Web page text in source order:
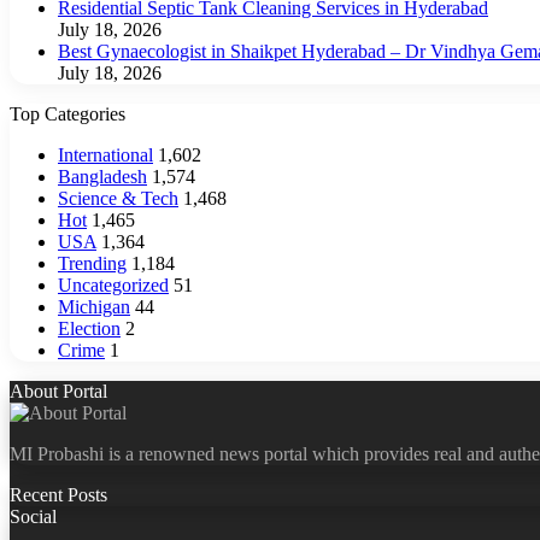
Residential Septic Tank Cleaning Services in Hyderabad
July 18, 2026
Best Gynaecologist in Shaikpet Hyderabad – Dr Vindhya
July 18, 2026
Top Categories
International 1,602
Bangladesh 1,574
Science & Tech 1,468
Hot 1,465
USA 1,364
Trending 1,184
Uncategorized 51
Michigan 44
Election 2
Crime 1
About Portal
MI Probashi is a renowned news portal which provides real and
Recent Posts
Social